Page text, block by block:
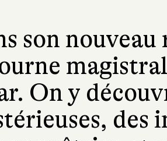
son
On y
des